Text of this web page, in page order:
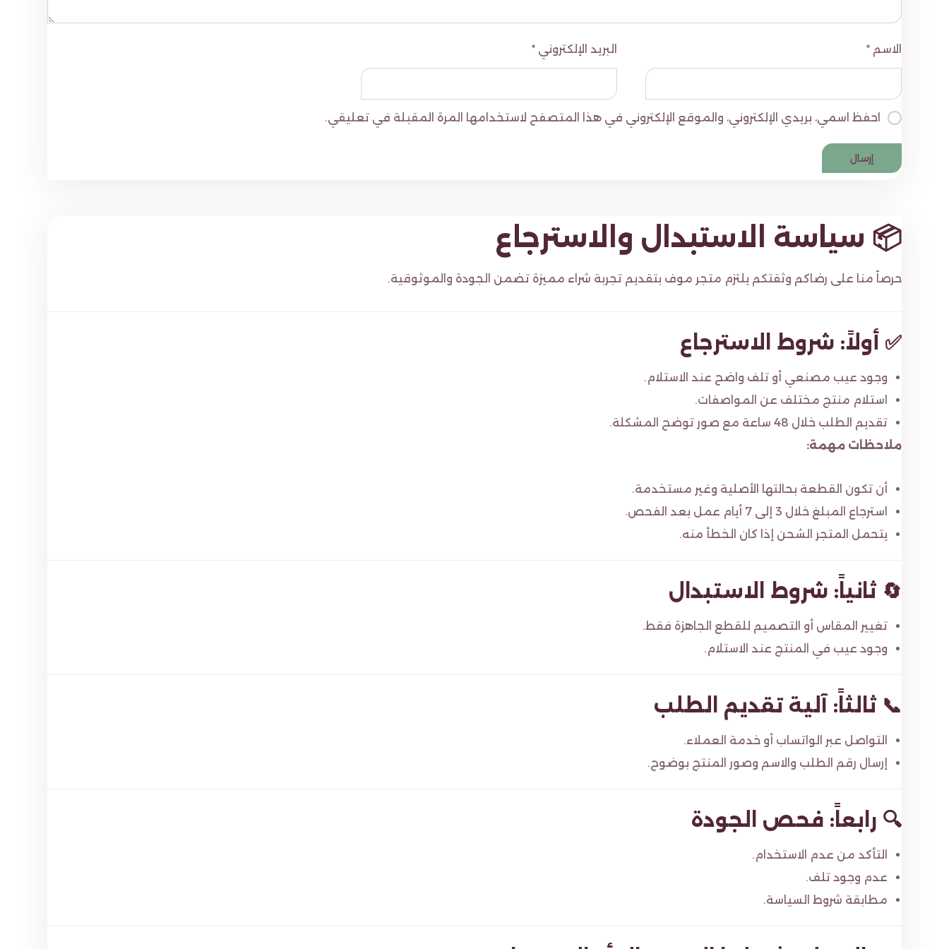
الاسم* البريد الإلكتروني*
احفظ اسمي، بريدي الإلكتروني، والموقع الإلكتروني في هذا المتصفح لاستخدامها المرة المقبلة في تعليقي.
📦 سياسة الاستبدال والاسترجاع
حرصاً منا على رضاكم وثقتكم يلتزم متجر موف بتقديم تجربة شراء مميزة تضمن الجودة والموثوقية.
✅ أولاً: شروط الاسترجاع
وجود عيب مصنعي أو تلف واضح عند الاستلام.
استلام منتج مختلف عن المواصفات.
تقديم الطلب خلال 48 ساعة مع صور توضح المشكلة.
ملاحظات مهمة:
أن تكون القطعة بحالتها الأصلية وغير مستخدمة.
استرجاع المبلغ خلال 3 إلى 7 أيام عمل بعد الفحص.
يتحمل المتجر الشحن إذا كان الخطأ منه.
🔄 ثانياً: شروط الاستبدال
تغيير المقاس أو التصميم للقطع الجاهزة فقط.
وجود عيب في المنتج عند الاستلام.
📞 ثالثاً: آلية تقديم الطلب
التواصل عبر الواتساب أو خدمة العملاء.
إرسال رقم الطلب والاسم وصور المنتج بوضوح.
🔍 رابعاً: فحص الجودة
التأكد من عدم الاستخدام.
عدم وجود تلف.
مطابقة شروط السياسة.